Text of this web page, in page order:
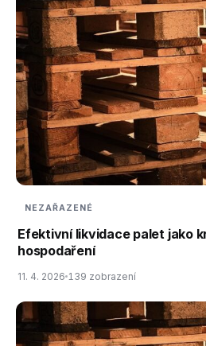
NEZAŘAZENÉ
Efektivní likvidace palet jako
hospodaření
11. 4. 2026 139 zobrazení